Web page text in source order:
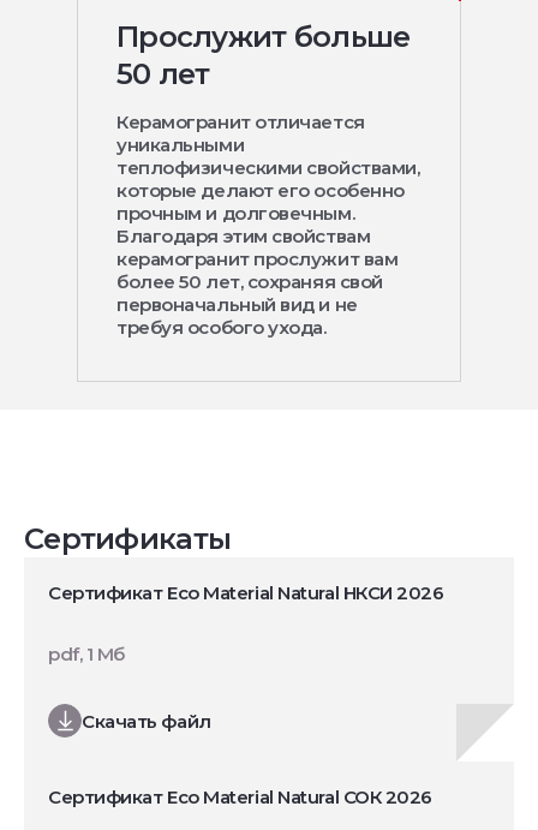
Прослужит больше
50 лет
Керамогранит отличается
уникальными
теплофизическими свойствами,
которые делают его особенно
прочным и долговечным.
Благодаря этим свойствам
керамогранит прослужит вам
более 50 лет, сохраняя свой
первоначальный вид и не
требуя особого ухода.
Сертификаты
Сертификат Eco Material Natural НКСИ 2026
Скачать файл
pdf, 1 Мб
Сертификат Eco Material Natural СОК 2026